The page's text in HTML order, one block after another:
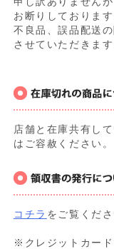
お断りしております
不良品、誤品配送
させていただきます
店舗と在庫共有し
はご容赦ください。
コチラ をご覧くださ
※クレジットカー